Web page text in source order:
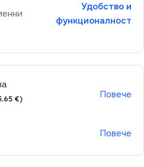
Удобство и
функционалност
€) Повече
Повече